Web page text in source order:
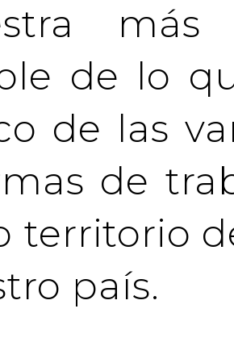
de lo
de las
de
territorio
país.